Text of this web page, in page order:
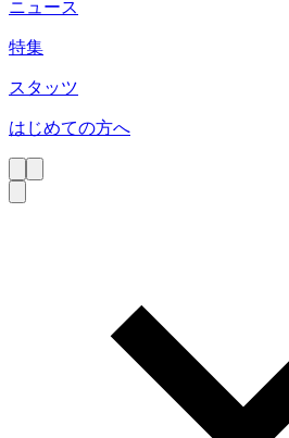
ニュース
特集
スタッツ
はじめての方へ